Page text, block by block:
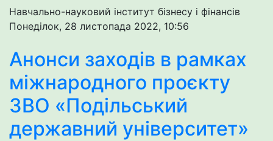
Навчально-науковий інститут бізнесу і фінансів
Понеділок, 28 листопада 2022, 10:56
Анонси заходів в рамках
міжнародного проєкту
ЗВО «Подільський
державний університет»